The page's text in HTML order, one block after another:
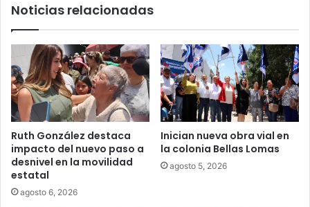
Noticias relacionadas
Ruth González destaca
impacto del nuevo paso a
desnivel en la movilidad
estatal
agosto 6, 2026
Inician nueva obra vial en
la colonia Bellas Lomas
agosto 5, 2026